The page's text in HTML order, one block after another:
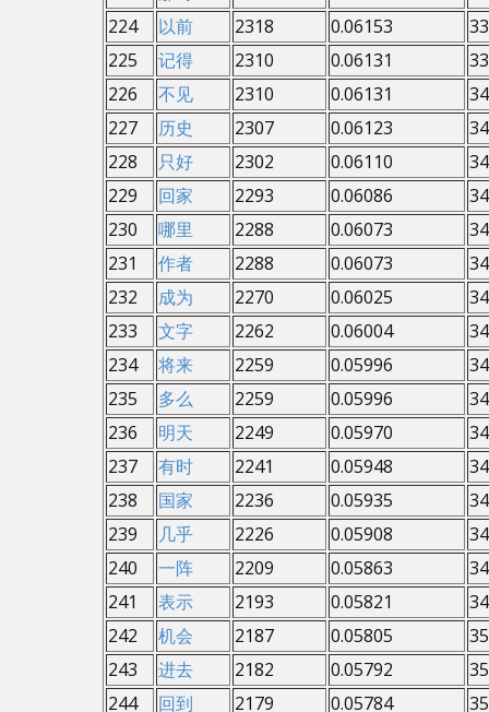
224
以前 2318 0.06153
225
记得 2310 0.06131
226
不见 2310 0.06131
227
历史 2307 0.06123
228
只好 2302 0.06110
229
回家 2293 0.06086
230
哪里 2288 0.06073
231
作者 2288 0.06073
232
成为 2270 0.06025
233
文字 2262 0.06004
234
将来 2259 0.05996
235
多么 2259 0.05996
236
明天 2249 0.05970
237
有时 2241 0.05948
238
国家 2236 0.05935
239
几乎 2226 0.05908
240
一阵 2209 0.05863
241
表示 2193 0.05821
242
机会 2187 0.05805
243
进去 2182 0.05792
244
回到 2179 0.05784